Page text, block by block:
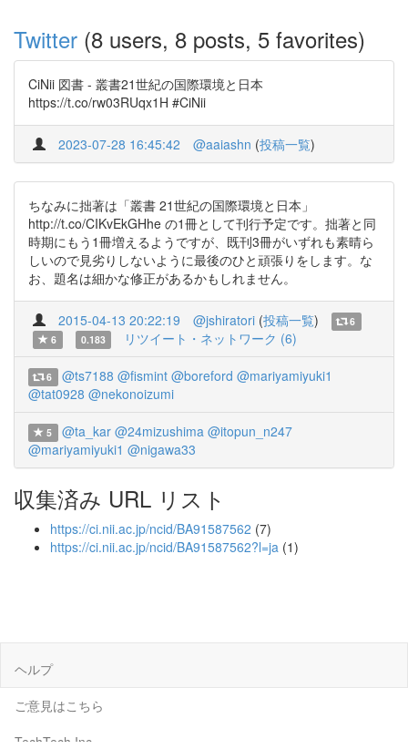
Twitter (8 users, 8 posts, 5 favorites)
CiNii 図書 - 叢書21世紀の国際環境と日本
https://t.co/rw03RUqx1H #CiNii
2023-07-28 16:45:42 @aaiashn (投稿一覧)
ちなみに拙著は「叢書 21世紀の国際環境と日本」
http://t.co/CIKvEkGHhe の1冊として刊行予定です。拙著と同
時期にもう1冊増えるようですが、既刊3冊がいずれも素晴ら
しいので見劣りしないように最後のひと頑張りをします。な
お、題名は細かな修正があるかもしれません。
2015-04-13 20:22:19 @jshiratori (投稿一覧)
6
6
0.183 リツイート・ネットワーク (6)
6 @ts7188 @fismint @boreford @mariyamiyuki1
@tat0928 @nekonoizumi
5 @ta_kar @24mizushima @itopun_n247
@mariyamiyuki1 @nigawa33
収集済み URL リスト
https://ci.nii.ac.jp/ncid/BA91587562 (7)
https://ci.nii.ac.jp/ncid/BA91587562?l=ja (1)
ヘルプ
ご意見はこちら
TechTech Inc.